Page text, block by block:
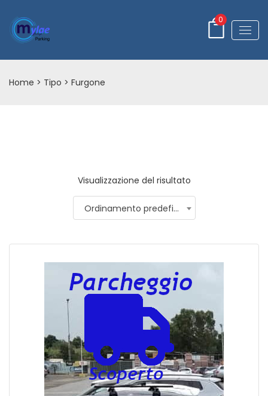
0
Home > Tipo > Furgone
Visualizzazione del risultato
Ordinamento predefinito